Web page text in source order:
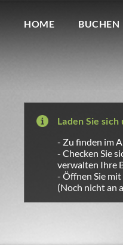
Laden Sie
- Zu finden im
- Checken Sie
verwalten Ihre
- Öffnen Sie
(Noch nicht an
HOME
BUCHEN